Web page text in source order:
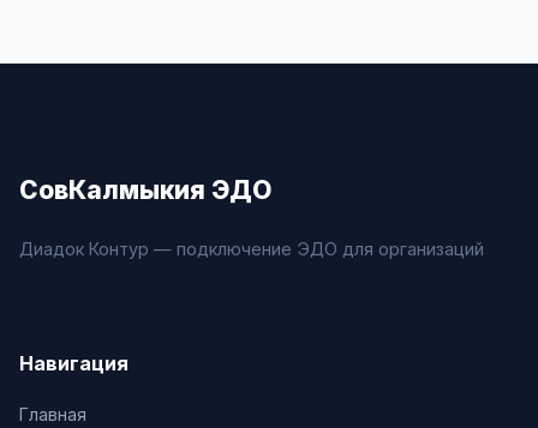
СовКалмыкия ЭДО
Диадок Контур — подключение ЭДО для организаций
Навигация
Главная